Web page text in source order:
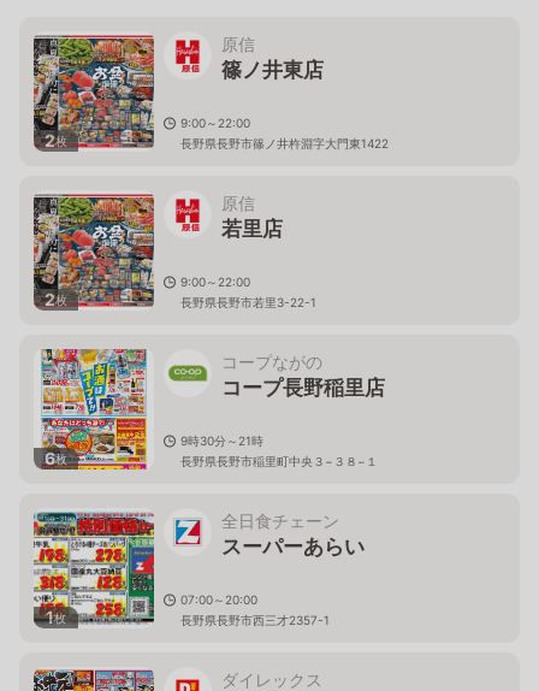
2枚
原信
篠ノ井東店
9:00～22:00
長野県長野市篠ノ井杵淵字大門東1422
2枚
原信
若里店
9:00～22:00
長野県長野市若里3-22-1
6枚
コープながの
コープ長野稲里店
9時30分～21時
長野県長野市稲里町中央３−３８−１
1枚
全日食チェーン
スーパーあらい
07:00～20:00
長野県長野市西三才2357-1
ダイレックス